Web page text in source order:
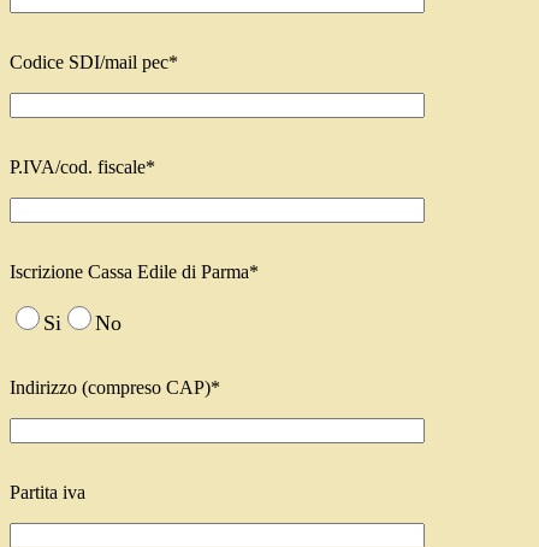
Codice SDI/mail pec*
P.IVA/cod. fiscale*
Iscrizione Cassa Edile di Parma*
Si No
Indirizzo (compreso CAP)*
Partita iva